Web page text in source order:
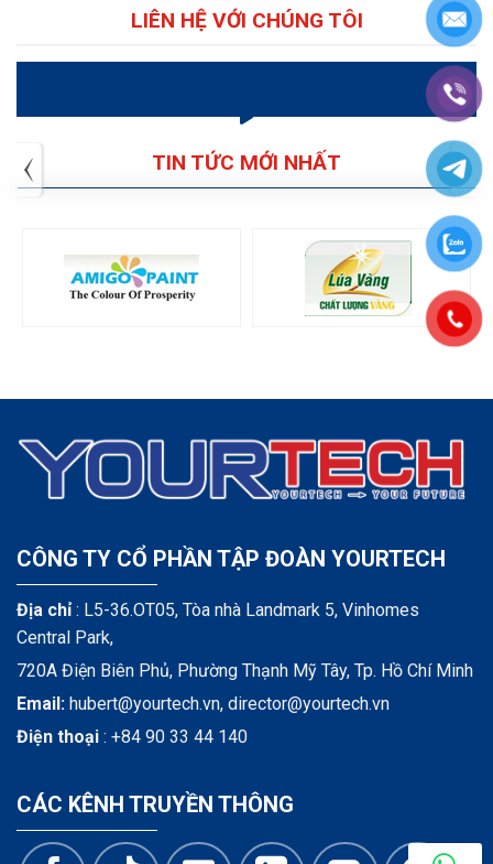
LIÊN HỆ VỚI CHÚNG TÔI
TIN TỨC MỚI NHẤT
CÔNG TY CỔ PHẦN TẬP ĐOÀN YOURTECH
Địa chỉ: L5-36.OT05, Tòa nhà Landmark 5, Vinhomes
Central Park,
720A Điện Biên Phủ, Phường Thạnh Mỹ Tây, Tp. Hồ Chí Minh
Email: hubert@yourtech.vn, director@yourtech.vn
Điện thoại : +84 90 33 44 140
CÁC KÊNH TRUYỀN THÔNG